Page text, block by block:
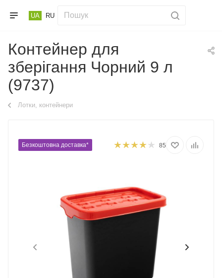
UA RU
Контейнер для
зберігання Чорний 9 л
(9737)
Лотки, контейнери
Безкоштовна доставка* 85